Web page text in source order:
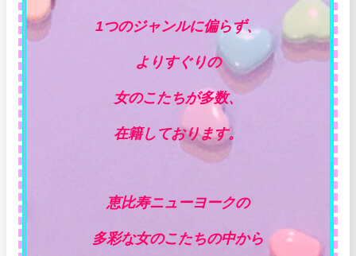
1つのジャンルに偏らず、
よりすぐりの
女のこたちが多数、
在籍しております。
恵比寿ニューヨークの
多彩な女のこたちの中から